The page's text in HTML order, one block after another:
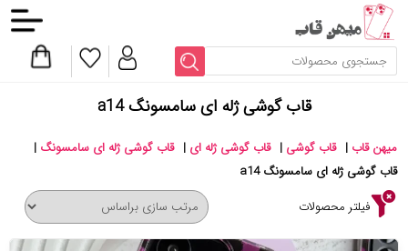
قاب گوشی ژله ای سامسونگ a14
میهن قاب | قاب گوشی | قاب گوشی ژله ای | قاب گوشی ژله ای سامسونگ |
قاب گوشی ژله ای سامسونگ a14
فیلتر محصولات